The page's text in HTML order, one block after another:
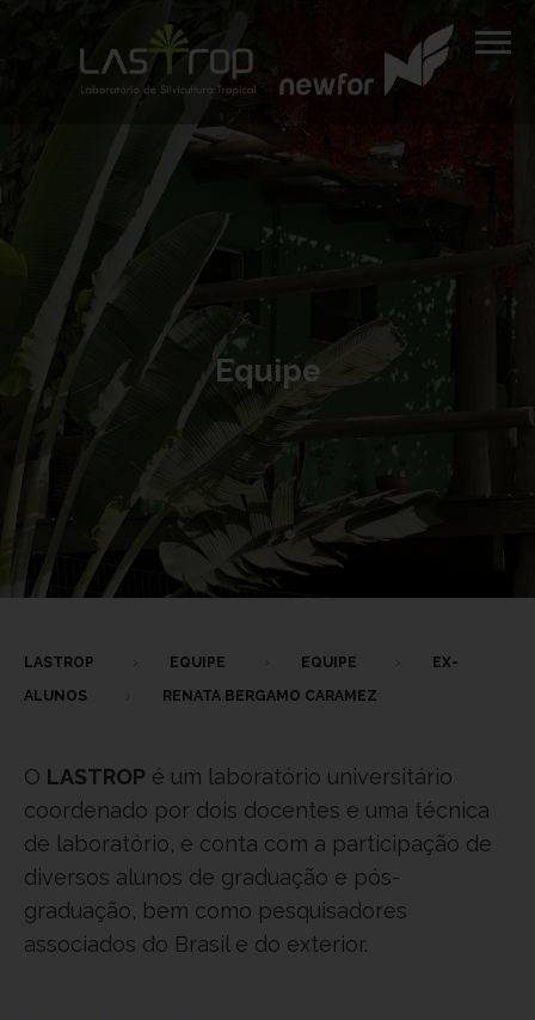
Equipe
LASTROP EQUIPE EQUIPE
EX-
ALUNOS
RENATA BERGAMO CARAMEZ
O LASTROP é um laboratório universitário
coordenado por dois docentes e uma técnica
de laboratório, e conta com a participação de
diversos alunos de graduação e pós-
graduação, bem como pesquisadores
associados do Brasil e do exterior.